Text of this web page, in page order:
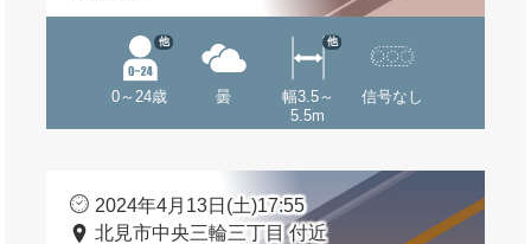
0～24歳
他
曇
幅3.5～
5.5m
他
信号なし
2024年4月13日(土)17:55
北見市中央三輪三丁目 付近